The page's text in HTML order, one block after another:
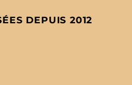
DEPUIS 2012